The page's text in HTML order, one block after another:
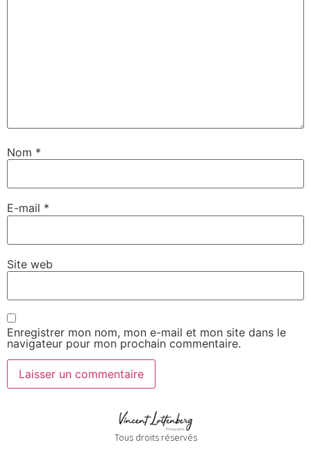
Nom *
E-mail *
Site web
Enregistrer mon nom, mon e-mail et mon site dans le
navigateur pour mon prochain commentaire.
Tous droits réservés